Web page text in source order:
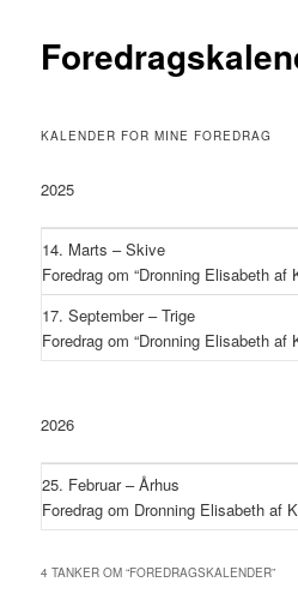
KALENDER FOR MINE FOREDRAG
2025
14. Marts – Skive
Foredrag om “Dronning Elisabeth af
17. September – Trige
Foredrag om “Dronning Elisabeth af
2026
25. Februar – Århus
Foredrag om Dronning Elisabeth af
4 TANKER OM “FOREDRAGSKALENDER”